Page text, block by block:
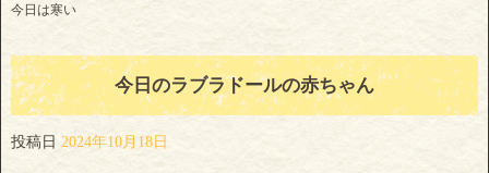
今日は寒い
今日のラブラドールの赤ちゃん
投稿日 2024年10月18日